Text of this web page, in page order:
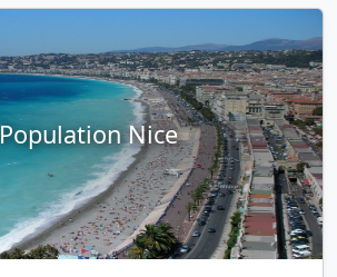
Population Nice